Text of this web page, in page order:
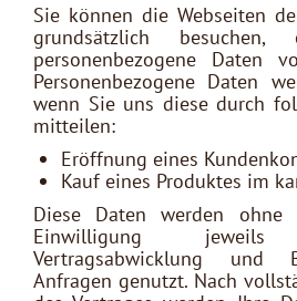
Sie können die Webseiten
grundsätzlich
personenbezogene Daten
Personenbezogene Daten
wenn Sie uns diese durch
mitteilen:
Eröffnung eines
Kauf eines Produktes im
Diese Daten werden ohne
Einwilligung
Vertragsabwicklung und
Anfragen genutzt. Nach